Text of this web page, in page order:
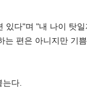
있다"며 "내 나이 탓
편은 아니지만 기
다.